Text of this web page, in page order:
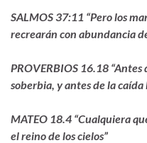
SALMOS 37:11 “Pero los
recrearán con abundancia
PROVERBIOS 16.18
soberbia, y antes de la
MATEO 18.4 “Cualquiera
el reino de los cielos”